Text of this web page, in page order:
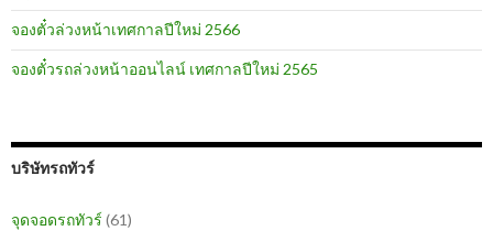
จองตั๋วล่วงหน้าเทศกาลปีใหม่ 2566
จองตั๋วรถล่วงหน้าออนไลน์ เทศกาลปีใหม่ 2565
บริษัทรถทัวร์
จุดจอดรถทัวร์ (61)